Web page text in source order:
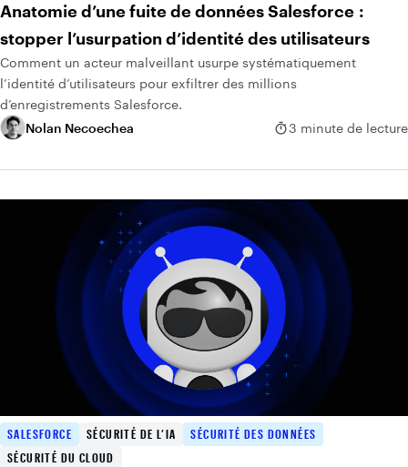
Anatomie d’une fuite de données Salesforce :
stopper l’usurpation d’identité des utilisateurs
Comment un acteur malveillant usurpe systématiquement
l’identité d’utilisateurs pour exfiltrer des millions
d’enregistrements Salesforce.
Nolan Necoechea
3 minute de lecture
SALESFORCE SÉCURITÉ DE L’IA
SÉCURITÉ DES DONNÉES
SÉCURITÉ DU CLOUD